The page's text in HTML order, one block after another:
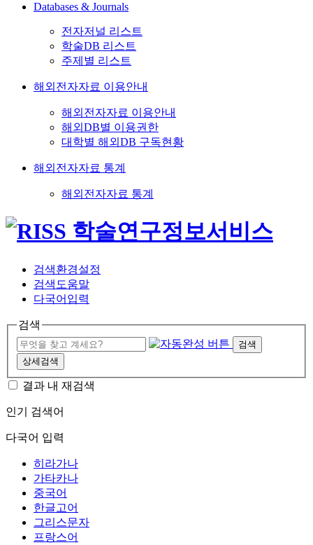
Databases & Journals
전자저널 리스트
학술DB 리스트
주제별 리스트
해외전자자료 이용안내
해외전자자료 이용안내
해외DB별 이용권한
대학별 해외DB 구독현황
해외전자자료 통계
해외전자자료 통계
검색환경설정
검색도움말
다국어입력
검색
검색
상세검색
결과 내 재검색
인기 검색어
다국어 입력
히라가나
가타카나
중국어
한글고어
그리스문자
프랑스어